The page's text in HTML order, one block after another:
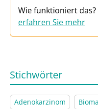
Wie funktioniert das?
erfahren Sie mehr
Stichwörter
Adenokarzinom